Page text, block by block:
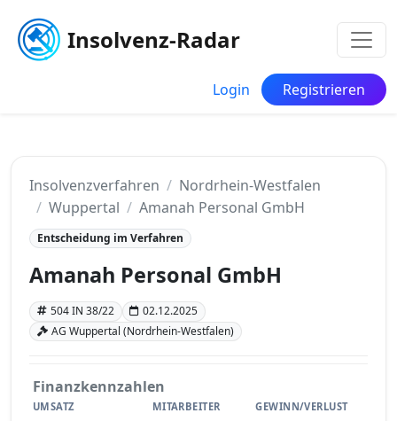
Insolvenz-Radar
Login Registrieren
Insolvenzverfahren
Nordrhein-Westfalen
Wuppertal
Amanah Personal GmbH
Entscheidung im Verfahren
Amanah Personal GmbH
504 IN 38/22
02.12.2025
AG Wuppertal (Nordrhein-Westfalen)
Finanzkennzahlen
UMSATZ MITARBEITER GEWINN/VERLUST